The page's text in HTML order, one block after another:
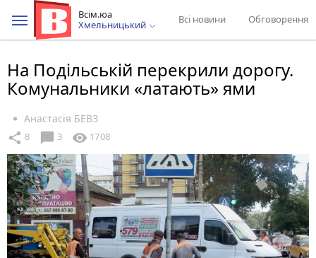
Всім.юа
Хмельницький
Всі новини Обговорення
На Подільській перекрили дорогу.
Комунальники «латають» ями
Анастасія БЕВЗ
share 8 chat_bubble 3 visibility 1708